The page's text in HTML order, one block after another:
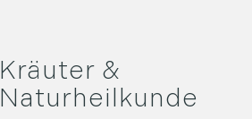
Kräuter &
Naturheilkunde